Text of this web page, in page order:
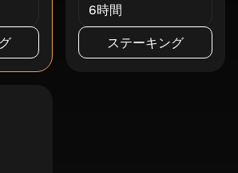
6時間
ステーキング